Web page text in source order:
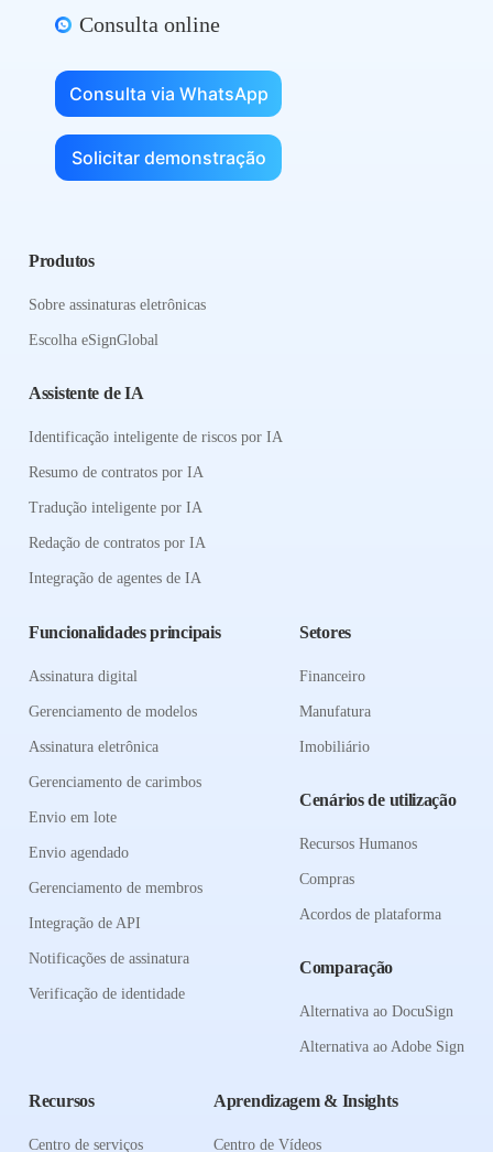
Consulta online
Consulta via WhatsApp
Solicitar demonstração
Produtos
Sobre assinaturas eletrônicas
Escolha eSignGlobal
Assistente de IA
Identificação inteligente de riscos por IA
Resumo de contratos por IA
Tradução inteligente por IA
Redação de contratos por IA
Integração de agentes de IA
Funcionalidades principais
Assinatura digital
Gerenciamento de modelos
Assinatura eletrônica
Gerenciamento de carimbos
Envio em lote
Envio agendado
Gerenciamento de membros
Integração de API
Notificações de assinatura
Verificação de identidade
Setores
Financeiro
Manufatura
Imobiliário
Cenários de utilização
Recursos Humanos
Compras
Acordos de plataforma
Comparação
Alternativa ao DocuSign
Alternativa ao Adobe Sign
Recursos
Centro de serviços
Aprendizagem & Insights
Centro de Vídeos